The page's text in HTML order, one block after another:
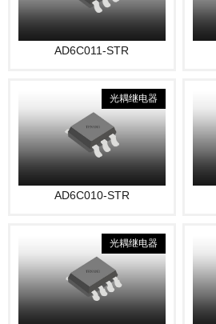
AD6C011-STR
光耦继电器
AD6C010-STR
光耦继电器